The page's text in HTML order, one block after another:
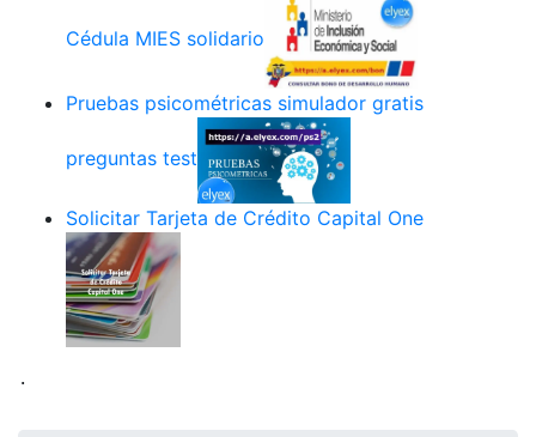
Cédula MIES solidario
Pruebas psicométricas simulador gratis
preguntas test
Solicitar Tarjeta de Crédito Capital One
.